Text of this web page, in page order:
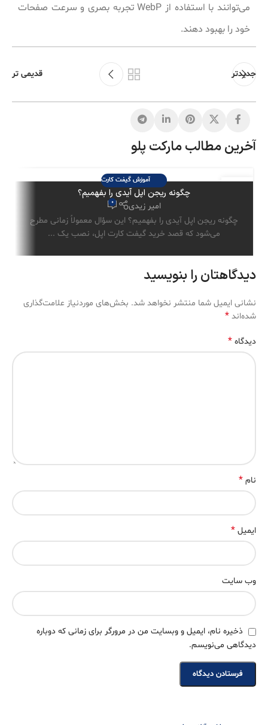
می‌توانند با استفاده از WebP تجربه بصری و سرعت صفحات
خود را بهبود دهند.
جدیدتر قدیمی تر
آخرین مطالب مارکت پلو
29 آموزش گیفت کارت
چگونه ریجن اپل آیدی را بفهمیم؟
امیر زیدی 0
چگونه ریجن اپل آیدی را بفهمیم؟ این سؤال معمولاً زمانی مطرح
می‌شود که قصد خرید گیفت کارت اپل، نصب یک ...
دیدگاهتان را بنویسید
نشانی ایمیل شما منتشر نخواهد شد. بخش‌های موردنیاز علامت‌گذاری
شده‌اند *
دیدگاه *
نام *
ایمیل *
وب‌ سایت
ذخیره نام، ایمیل و وبسایت من در مرورگر برای زمانی که دوباره
دیدگاهی می‌نویسم.